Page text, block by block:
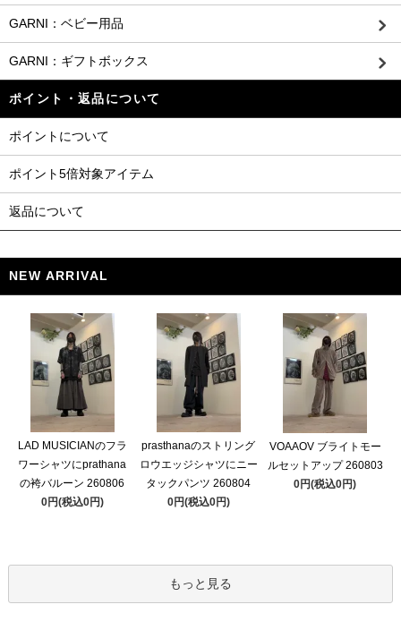
GARNI：ベビー用品
GARNI：ギフトボックス
ポイント・返品について
ポイントについて
ポイント5倍対象アイテム
返品について
NEW ARRIVAL
LAD MUSICIANのフラ
ワーシャツにprathana
の袴バルーン 260806
0円(税込0円)
prasthanaのストリング
ロウエッジシャツにニー
タックパンツ 260804
0円(税込0円)
VOAAOV ブライトモー
ルセットアップ 260803
0円(税込0円)
もっと見る